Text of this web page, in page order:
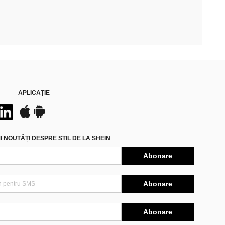
APLICAȚIE
NOUTĂȚI DESPRE STIL DE LA SHEIN
Abonare
Abonare
Abonare